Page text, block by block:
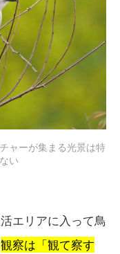
ャーが集まる光景は特
い
エリアに入って鳥
観察は「観て察す